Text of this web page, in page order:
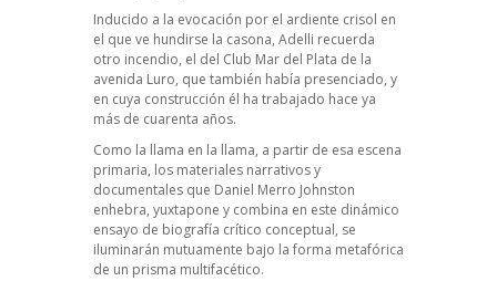
Inducido a la evocación por el ardiente crisol en
el que ve hundirse la casona, Adelli recuerda
otro incendio, el del Club Mar del Plata de la
avenida Luro, que también había presenciado, y
en cuya construcción él ha trabajado hace ya
más de cuarenta años.
Como la llama en la llama, a partir de esa escena
primaria, los materiales narrativos y
documentales que Daniel Merro Johnston
enhebra, yuxtapone y combina en este dinámico
ensayo de biografía crítico conceptual, se
iluminarán mutuamente bajo la forma metafórica
de un prisma multifacético.